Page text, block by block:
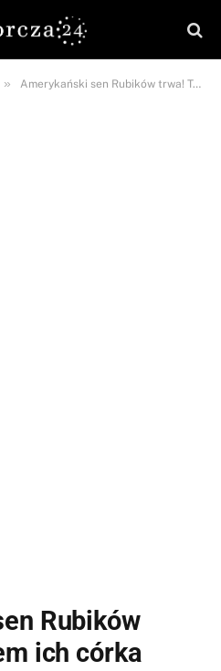
» Amerykański sen Rubików trwa! Tym razem ich córka otrzymała nie lada wyróżnienie!
Rubików
ich córka